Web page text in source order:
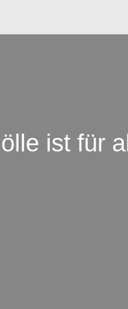
ist für